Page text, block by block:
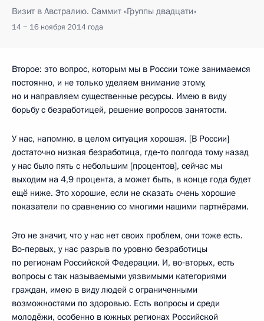
Визит в Австралию. Саммит «Группы двадцати»
14 − 16 ноября 2014 года
Второе: это вопрос, которым мы в России тоже занимаемся
постоянно, и не только уделяем внимание этому,
но и направляем существенные ресурсы. Имею в виду
борьбу с безработицей, решение вопросов занятости.
У нас, напомню, в целом ситуация хорошая. [В России]
достаточно низкая безработица, где‑то полгода тому назад
у нас было пять с небольшим [процентов], сейчас мы
выходим на 4,9 процента, а может быть, в конце года будет
ещё ниже. Это хорошие, если не сказать очень хорошие
показатели по сравнению со многими нашими партнёрами.
Это не значит, что у нас нет своих проблем, они тоже есть.
Во‑первых, у нас разрыв по уровню безработицы
по регионам Российской Федерации. И, во‑вторых, есть
вопросы с так называемыми уязвимыми категориями
граждан, имею в виду людей с ограниченными
возможностями по здоровью. Есть вопросы и среди
молодёжи, особенно в южных регионах Российской